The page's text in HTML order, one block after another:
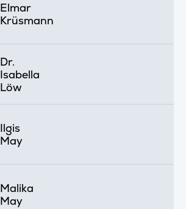
Elmar
Krüsmann
Dr.
Isabella
Löw
Ilgis
May
Malika
May